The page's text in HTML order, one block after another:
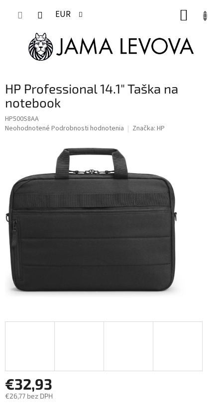
EUR
HP Professional 14.1" Taška na
notebook
HP500S8AA
Priemerné
hviezdičiek.
Neohodnotené Podrobnosti hodnotenia Značka: HP
€32,93
€26,77 bez DPH